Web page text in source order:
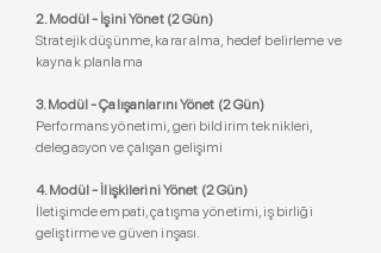
2. Modül - İşini Yönet (2 Gün)
Stratejik düşünme, karar alma, hedef belirleme ve
kaynak planlama
3. Modül - Çalışanlarını Yönet (2 Gün)
Performans yönetimi, geri bildirim teknikleri,
delegasyon ve çalışan gelişimi
4. Modül - İlişkilerini Yönet (2 Gün)
İletişimde empati, çatışma yönetimi, iş birliği
geliştirme ve güven inşası.